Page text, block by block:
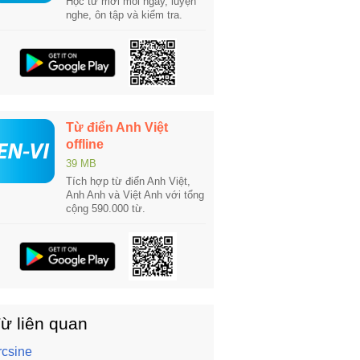
nghe, ôn tập và kiểm tra.
Từ điển Anh Việt
offline
39 MB
Tích hợp từ điển Anh Việt,
Anh Anh và Việt Anh với tổng
cộng 590.000 từ.
liên quan